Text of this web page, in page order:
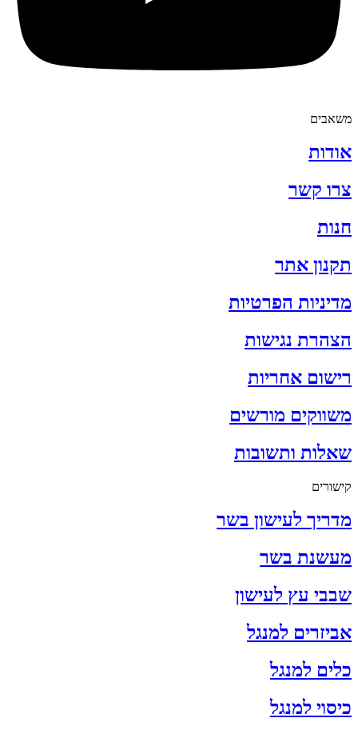
משאבים
אודות
צרו קשר
חנות
תקנון אתר
מדיניות הפרטיות
הצהרת נגישות
רישום אחריות
משווקים מורשים
שאלות ותשובות
קישורים
מדריך לעישון בשר
מעשנת בשר
שבבי עץ לעישון
אביזרים למנגל
כלים למנגל
כיסוי למנגל